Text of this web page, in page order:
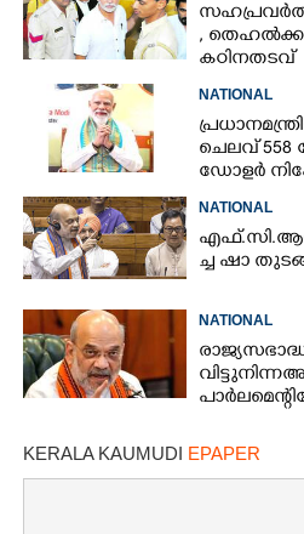
, തെഹൽക്ക
കഠിനതടവ്
NATIONAL
ചെലവ് 558
ഡോളർ
NATIONAL
ച്ച​ ​ഷാ​
NATIONAL
വിട്ടുനിന്ന
KERALA KAUMUDI EPAPER